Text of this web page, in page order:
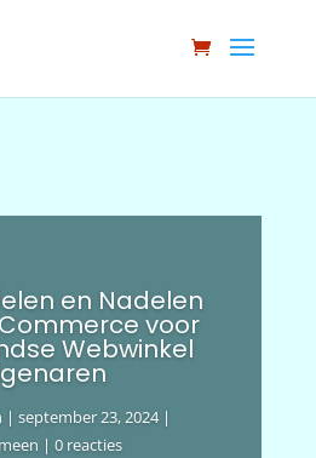
en Nadelen
voor
Webwinkel
|september 23, 2024|
| 0 reacties